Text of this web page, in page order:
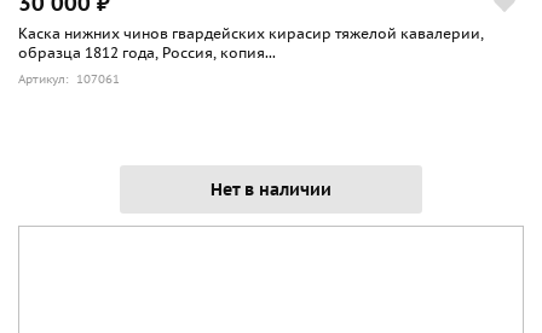
Каска нижних чинов гвардейских кирасир тяжелой кавалерии,
образца 1812 года, Россия, копия...
Артикул: 107061
Нет в наличии